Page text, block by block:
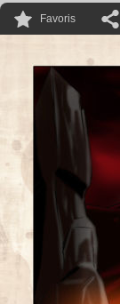
Favoris